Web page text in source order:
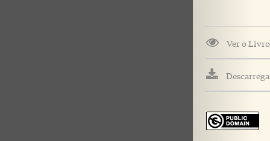
Ver o Livro